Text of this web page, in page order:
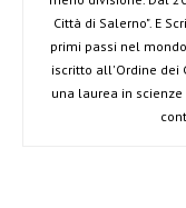
Città di Salerno". E
primi passi nel
iscritto all'Ordine dei
una laurea in